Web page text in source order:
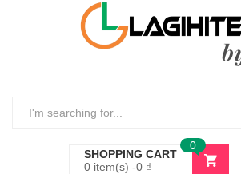
SHOPPING CART
0 item(s) -0 ₫
0